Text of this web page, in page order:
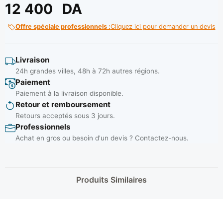
12 400 DA
Offre spéciale professionnels :Cliquez ici pour demander un devis
Livraison
24h grandes villes, 48h à 72h autres régions.
Paiement
Paiement à la livraison disponible.
Retour et remboursement
Retours acceptés sous 3 jours.
Professionnels
Achat en gros ou besoin d'un devis ? Contactez-nous.
Produits Similaires